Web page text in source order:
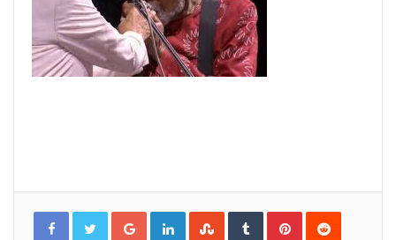
Google+LinkedInStumbleUpon
TumblrPinterestReddit